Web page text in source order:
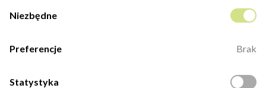
internetowego.
Kontakt
Otwarte: 8:00 -16:00
Niezbędne
Preferencje Brak
Statystyka